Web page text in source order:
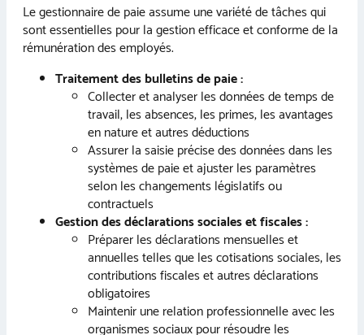
Le gestionnaire de paie assume une variété de tâches qui
sont essentielles pour la gestion efficace et conforme de la
rémunération des employés.
Traitement des bulletins de paie :
Collecter et analyser les données de temps de
travail, les absences, les primes, les avantages
en nature et autres déductions
Assurer la saisie précise des données dans les
systèmes de paie et ajuster les paramètres
selon les changements législatifs ou
contractuels
Gestion des déclarations sociales et fiscales :
Préparer les déclarations mensuelles et
annuelles telles que les cotisations sociales, les
contributions fiscales et autres déclarations
obligatoires
Maintenir une relation professionnelle avec les
organismes sociaux pour résoudre les